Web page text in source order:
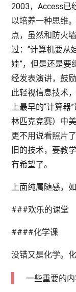
2003，Access已
以培养一种思维
点，虽然和防火
过：“计算机要从
娃”，但是还是要
经发表演讲，鼓
此轻视信息技术
上最早的“计算器
林匹克竞赛）中
更不用说看照片
旧的技术，要教
有希望了。
上面纯属随感，
###欢乐的课堂
####化学课
没错又是化学。
一些重要的